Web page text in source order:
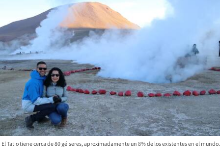
El Tatio tiene cerca de 80 géiseres, aproximadamente un 8% de los existentes en el mundo.